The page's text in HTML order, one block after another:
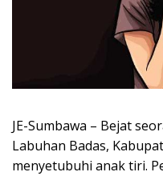
JE-Sumbawa – Bejat
Labuhan Badas,
menyetubuhi anak tiri.